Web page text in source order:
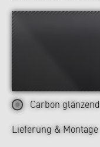
Carbon glänzend
Lieferung & Montage